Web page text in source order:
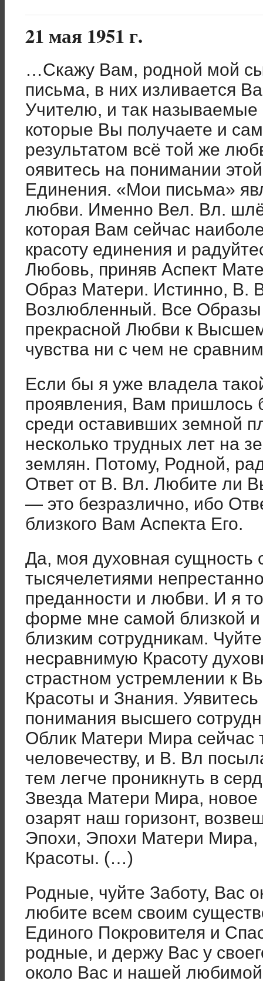
21 мая 1951 г.
…Скажу Вам, родной мой
письма, в них изливается
Учителю, и так
которые Вы получаете и
результатом всё той же
оявитесь на понимании
Единения. «Мои письма»
любви. Именно Вел. Вл.
которая Вам сейчас
красоту единения и
Любовь, приняв Аспект
Образ Матери. Истинно, В.
Возлюбленный. Все Образы
прекрасной Любви к
чувства ни с чем не
Если бы я уже владела
проявления, Вам пришлось
среди оставивших земной
несколько трудных лет на
землян. Потому, Родной,
Ответ от В. Вл. Любите ли
— это безразлично, ибо
близкого Вам Аспекта Его.
Да, моя духовная сущность
тысячелетиями
преданности и любви. И я
форме мне самой близкой
близким сотрудникам.
несравнимую Красоту
страстном устремлении к
Красоты и Знания.
понимания высшего
Облик Матери Мира сейчас
человечеству, и В. Вл
тем легче проникнуть в
Звезда Матери Мира,
озарят наш горизонт,
Эпохи, Эпохи Матери Мира,
Красоты. (…)
Родные, чуйте Заботу, Вас
любите всем своим
Единого Покровителя и
родные, и держу Вас у
около Вас и нашей